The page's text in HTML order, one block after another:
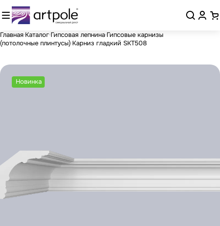
Главная Каталог Гипсовая лепнина Гипсовые карнизы
(потолочные плинтусы) Карниз гладкий SKT508
Новинка